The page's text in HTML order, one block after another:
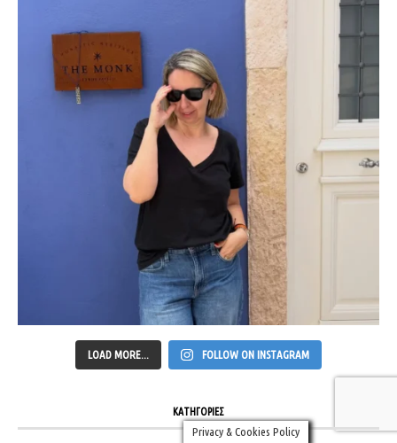
LOAD MORE... FOLLOW ON INSTAGRAM
ΚΑΤΗΓΟΡΙΕΣ
Privacy & Cookies Policy